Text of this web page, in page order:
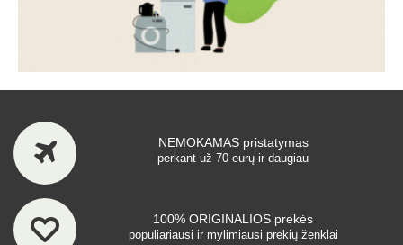
NEMOKAMAS pristatymas
perkant už 70 eurų ir daugiau
100% ORIGINALIOS prekės
populiariausi ir mylimiausi prekių ženklai